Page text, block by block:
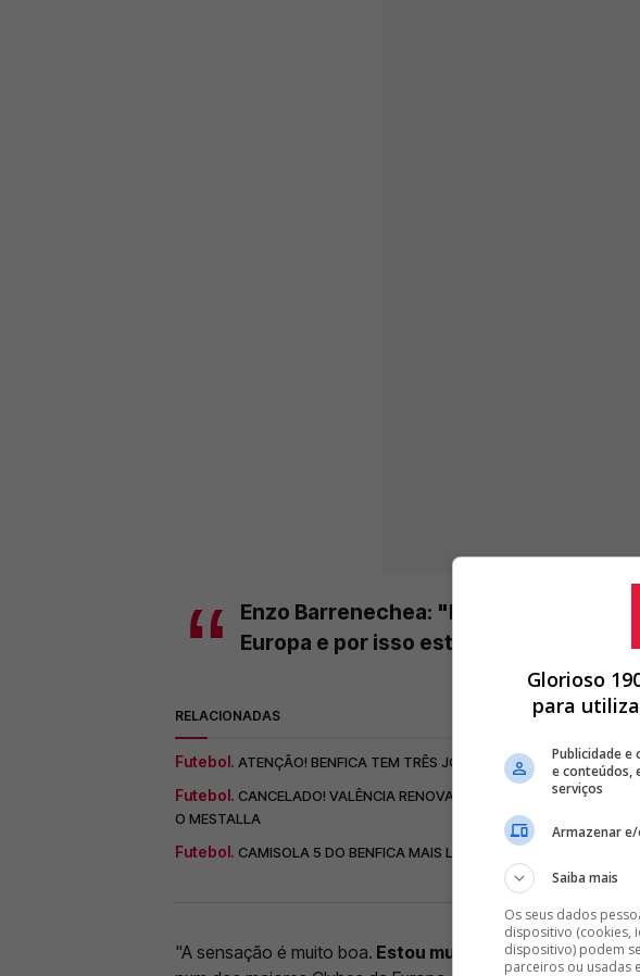
Enzo Barrenechea: "Estou num dos
Europa e por isso estou muito feliz"
RELACIONADAS
Futebol. ATENÇÃO! BENFICA TEM TRÊS JOGADORES QUE AINDA
Futebol. CANCELADO! VALÊNCIA RENOVA COM GUIDO RODRÍGUEZ E
O MESTALLA
Futebol. CAMISOLA 5 DO BENFICA MAIS LONGE DE RUMAR AO
"A sensação é muito boa. Estou muito feliz, é um
Glorioso
para
Publicidade e
e conteúdos,
serviços
Armazenar
Saiba mais
Os seus dados
dispositivo (cookies,
dispositivo) podem
parceiros ou usadas